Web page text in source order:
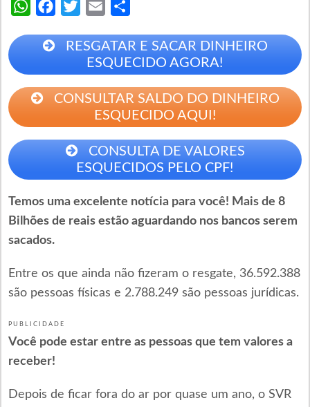
WhatsAppFacebookTwitterEmail
RESGATAR E SACAR DINHEIRO
ESQUECIDO AGORA!
CONSULTAR SALDO DO DINHEIRO
ESQUECIDO AQUI!
CONSULTA DE VALORES
ESQUECIDOS PELO CPF!
Temos uma excelente notícia para você! Mais de 8
Bilhões de reais estão aguardando nos bancos serem
sacados.
Entre os que ainda não fizeram o resgate, 36.592.388
são pessoas físicas e 2.788.249 são pessoas jurídicas.
PUBLICIDADE
Você pode estar entre as pessoas que tem valores a
receber!
Depois de ficar fora do ar por quase um ano, o SVR